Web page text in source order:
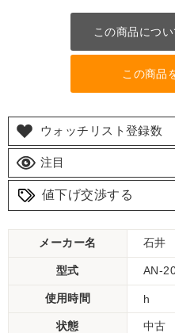
この商品につ
この商品
ウォッチリスト登録数
注目
値下げ交渉する
メーカー名 石井
型式 AN-
使用時間 h
状態 中古